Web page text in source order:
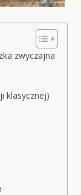
zwyczajna
klasycznej)